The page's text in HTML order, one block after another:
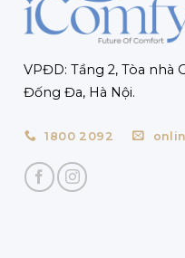
VPĐD: Tầng 2, Tòa nhà
Đống Đa, Hà Nội.
1800 2092